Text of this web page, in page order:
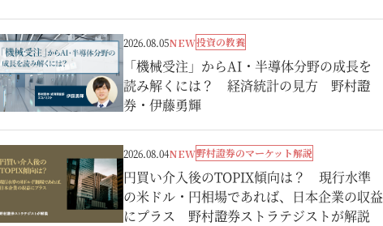
2026.08.05NEW投資の教養
「機械受注」からAI・半導体分野の成長を
読み解くには？ 経済統計の見方 野村證
券・伊藤勇輝
2026.08.04NEW野村證券のマーケット解説
円買い介入後のTOPIX傾向は？ 現行水準
の米ドル・円相場であれば、日本企業の収益
にプラス 野村證券ストラテジストが解説